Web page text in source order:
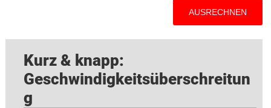
Kurz & knapp:
Geschwindigkeitsüberschreitun
g